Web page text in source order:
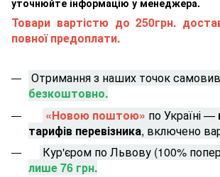
уточнюйте інформацію у менеджера.
Товари вартістю до 250грн.
повної предоплати.
Отримання з наших точок
безкоштовно.
«Новою поштою» по Україні —
тарифів перевізника, включено
Кур'єром по Львову (100%
лише 76 грн.